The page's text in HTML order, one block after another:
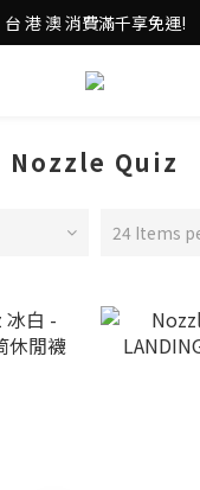
台 港 澳 消費滿千享免運!
台 港 澳 消費滿千享免運!
素Tee 夏日滿件"現折優惠"!
Nozzle Quiz
24 Items